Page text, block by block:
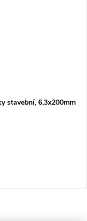
stavební, 6,3x200mm